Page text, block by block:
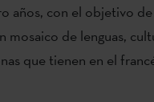
años, con el objetivo
mosaico de lenguas,
que tienen en el